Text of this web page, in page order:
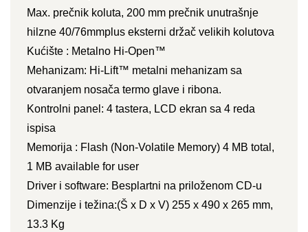
Max. prečnik koluta, 200 mm prečnik unutrašnje
hilzne 40/76mmplus eksterni držač velikih kolutova
Kućište : Metalno Hi-Open™
Mehanizam: Hi-Lift™ metalni mehanizam sa
otvaranjem nosača termo glave i ribona.
Kontrolni panel: 4 tastera, LCD ekran sa 4 reda
ispisa
Memorija : Flash (Non-Volatile Memory) 4 MB total,
1 MB available for user
Driver i software: Besplartni na priloženom CD-u
Dimenzije i težina:(Š x D x V) 255 x 490 x 265 mm,
13.3 Kg